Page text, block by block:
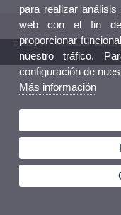
© 2026 UV. - Av. Blasco
para realizar
web con el fin de
proporcionar
nuestro tráfico.
configuración de
Más información